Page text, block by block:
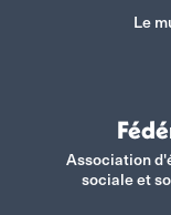
Le
Association
sociale et